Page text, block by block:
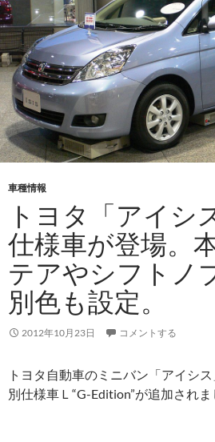
車種情報
トヨタ「アイシ
仕様車が登場。
テアやシフトノ
別色も設定。
2012年10月23日 コメントする
トヨタ自動車のミニバン「アイシ
別仕様車Ｌ“G-Edition”が追加されま